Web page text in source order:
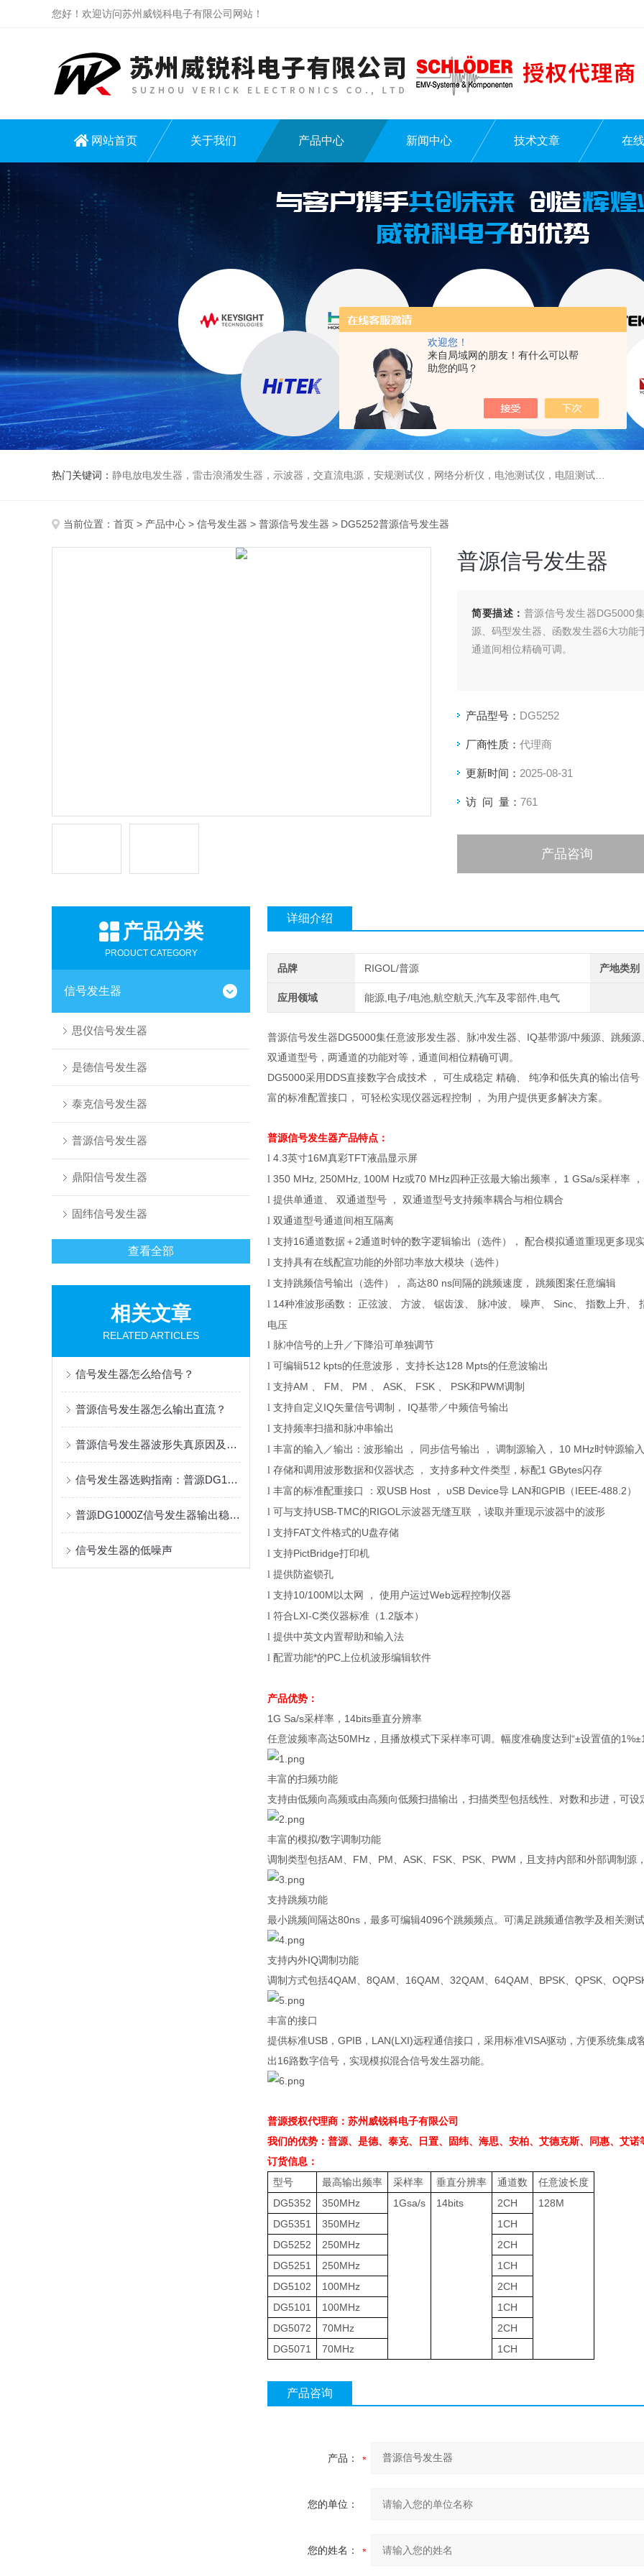
欢迎您！
来自局域网的朋友！有什么可以帮
助您的吗？
您好！欢迎访问苏州威锐科电子有限公司网站！
网站首页 关于我们 产品中心 新闻中心 技术文章 在
热门关键词： 静电放电发生器，雷击浪涌发生器，示波器，交直流电源，安规测试仪，网络分析仪，电池测试仪，电阻测试仪，数据采集仪
当前位置： 首页 > 产品中心 > 信号发生器 > 普源信号发生器 > DG5252普源信号发生器
普源信号发生器
简要描述： 普源信号发生器DG5000
源、码型发生器、函数发生器6大功能
通道间相位精确可调。
产品型号： DG5252
厂商性质： 代理商
更新时间： 2025-08-31
访 问 量： 761
产品咨询
产品分类
PRODUCT CATEGORY
信号发生器
思仪信号发生器
是德信号发生器
泰克信号发生器
普源信号发生器
鼎阳信号发生器
固纬信号发生器
查看全部
相关文章
RELATED ARTICLES
信号发生器怎么给信号？
普源信号发生器怎么输出直流？
普源信号发生器波形失真原因及解决方法
信号发生器选购指南：普源DG1000Z与鼎阳SDG2000X全面对比
普源DG1000Z信号发生器输出稳定1kHz正弦波设置指南
信号发生器的低噪声
详细介绍
品牌 RIGOL/普源 产地类别
应用领域 能源,电子/电池,航空航天,汽车及零部件,电气
普源信号发生器DG5000集任意波形发生器、脉冲发生器、IQ基带源/中频源、跳频
双通道型号，两通道的功能对等，通道间相位精确可调。
DG5000采用DDS直接数字合成技术 ， 可生成稳定 精确、 纯净和低失真的输出信
富的标准配置接口， 可轻松实现仪器远程控制 ， 为用户提供更多解决方案。
普源信号发生器产品特点：
l 4.3英寸16M真彩TFT液晶显示屏
l 350 MHz, 250MHz, 100M Hz或70 MHz四种正弦最大输出频率， 1 GSa/s采样率 ，
l 提供单通道、 双通道型号 ， 双通道型号支持频率耦合与相位耦合
l 双通道型号通道间相互隔离
l 支持16通道数据＋ 2通道时钟的数字逻辑输出（选件）， 配合模拟通道重现更多现
l 支持具有在线配宣功能的外部功率放大模块（选件）
l 支持跳频信号输出（选件）， 高达80 ns间隔的跳频速度， 跳频图案任意编辑
l 14种准波形函数： 正弦波、 方波、 锯齿泼、 脉冲波、 噪声、 Sinc 、 指数上升、
电压
l 脉冲信号的上升／下降沿可单独调节
l 可编辑512 kpts的任意波形， 支持长达128 Mpts的任意波输出
l 支持AM FM PM ASK FSK PSK和PWM调制
l 支持自定义IQ矢量信号调制， IQ基带／中频信号输出
l 支持频率扫描和脉冲串输出
l 丰富的输入／输出：波形输出 ， 同步信号输出 ， 调制源输入， 10 MHz时钟源输
l 存储和调用波形数据和仪器状态 ， 支持多种文件类型，标配1 GBytes闪存
l 丰富的标准配重接口 ：双USB Host ， υSB Device导 LAN和GPIB （IEEE-488.2）
l 可与支持USB-TMC的RIGOL 示波器无缝互联 ，读取并重现示波器中的波形
l 支持FAT文件格式的U盘存储
l 支持PictBridge打印机
l 提供防盗锁孔
l 支持10/100M以太网 ， 使用户运过Web远程控制仪器
l 符合LXI-C类仪器标准（1.2版本）
l 提供中英文内置帮助和输入法
l 配置功能*的PC 上位机波形编辑软件
产品优势：
1G Sa/s采样率， 14bits垂直分辨率
任意波频率高达50MHz ，且播放模式下采样率可调。幅度准确度达到 “±设置值的
丰富的扫频功能
支持由低频向高频或由高频向低频扫描输出，扫描类型包括线性、对数和步进，可设
丰富的模拟/数字调制功能
调制类型包括AM FM PM ASK FSK PSK PWM ，且支持内部和外部调制源
支持跳频功能
最小跳频间隔达80ns ，最多可编辑4096个跳频频点。可满足跳频通信教学及相关测
支持内外IQ调制功能
调制方式包括4QAM 8QAM 16QAM 32QAM 64QAM BPSK QPSK
丰富的接口
提供标准USB ， GPIB ， LAN(LXI)远程通信接口，采用标准VISA驱动，方便系统集成
出16路数字信号，实现模拟混合信号发生器功能。
普源授权代理商：苏州威锐科电子有限公司
我们的优势：普源、是德、泰克、日置、固纬、海思、安柏、艾德克斯、同惠、艾诺
订货信息：
型号
最高输出频率 采样率 垂直分辨率 通道数
任意波长度
DG5352
350MHz 1Gsa/s 14bits 2CH
128M
DG5351
350MHz
1CH
DG5252
250MHz
2CH
DG5251
250MHz
1CH
DG5102
100MHz
2CH
DG5101
100MHz
1CH
DG5072
70MHz
2CH
DG5071
70MHz 1CH
产品咨询
产品：
您的单位：
您的姓名：